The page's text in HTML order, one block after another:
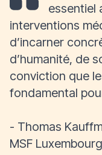
essentiel
interventions
d’incarner
d’humanité, de
conviction que
fondamental
- Thomas
MSF Luxembourg